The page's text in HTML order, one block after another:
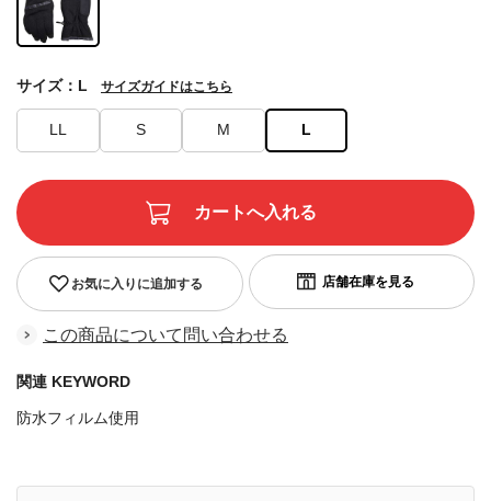
LL S M L
サイズ：L サイズガイドはこちら
お気に入りに追加する
この商品について問い合わせる
関連 KEYWORD
防水フィルム使用